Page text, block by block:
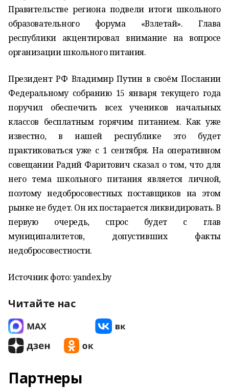
Правительстве региона подвели итоги школьного
образовательного форума «Взлетай». Глава
республики акцентировал внимание на вопросе
организации школьного питания.
Президент РФ Владимир Путин в своём Послании
Федеральному собранию 15 января текущего года
поручил обеспечить всех учеников начальных
классов бесплатным горячим питанием. Как уже
известно, в нашей республике это будет
практиковаться уже с 1 сентября. На оперативном
совещании Радий Фаритович сказал о том, что для
него тема школьного питания является личной,
поэтому недобросовестных поставщиков на этом
рынке не будет. Он их постарается ликвидировать. В
первую очередь, спрос будет с глав
муниципалитетов, допустивших факты
недобросовестности.
Источник фото: yandex.by
Читайте нас
Партнеры